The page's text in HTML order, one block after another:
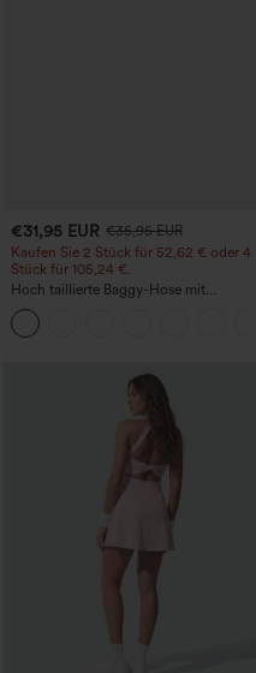
€31,95 EUR €35,95 EUR
Kaufen Sie 2 Stück für 52,62 € oder 4
Stück für 105,24 €.
Hoch taillierte Baggy-Hose mit
Kordelzug, Taschen und weitem Bein